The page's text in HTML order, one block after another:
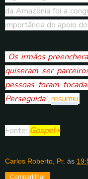
da Amazônia foi a
importância do apoio
“Os irmãos
quiseram ser
pessoas foram
Perseguida”, resumiu.
Fonte: Gospel+
Carlos Roberto, Pr. às
Compartilhar